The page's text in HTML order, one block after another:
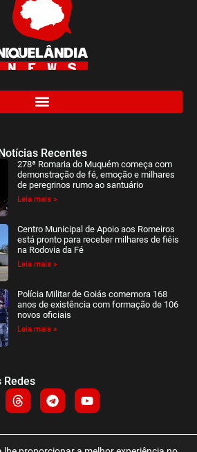
Recentes
278ª Romaria do Muquém começa com
demonstração de fé, emoção e milhares
de peregrinos rumo ao santuário
Leia mais »
Centro Municipal de Apoio aos Romeiros
está pronto para receber milhares de fiéis
na Rodovia da Fé
Leia mais »
Polícia Militar de Goiás comemora 168
anos de existência com formação de 106
novos oficiais
Leia mais »
Redes